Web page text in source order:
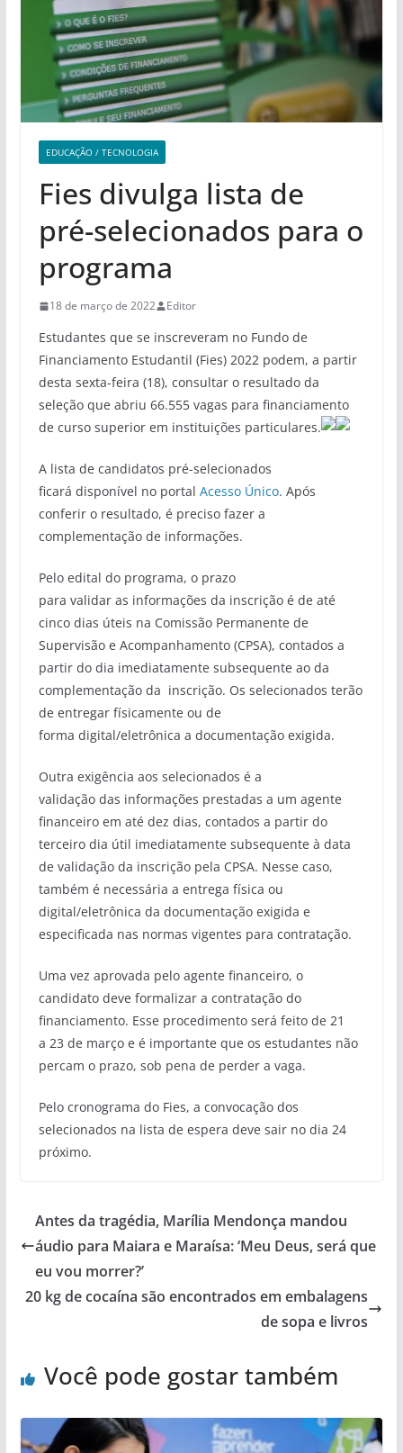
EDUCAÇÃO / TECNOLOGIA
Fies divulga lista de
pré-selecionados para o
programa
18 de março de 2022 Editor
Estudantes que se inscreveram no Fundo de
Financiamento Estudantil (Fies) 2022 podem, a partir
desta sexta-feira (18), consultar o resultado da
seleção que abriu 66.555 vagas para financiamento
de curso superior em instituições particulares.
A lista de candidatos pré-selecionados
ficará disponível no portal Acesso Único. Após
conferir o resultado, é preciso fazer a
complementação de informações.
Pelo edital do programa, o prazo
para validar as informações da inscrição é de até
cinco dias úteis na Comissão Permanente de
Supervisão e Acompanhamento (CPSA), contados a
partir do dia imediatamente subsequente ao da
complementação da inscrição. Os selecionados terão
de entregar físicamente ou de
forma digital/eletrônica a documentação exigida.
Outra exigência aos selecionados é a
validação das informações prestadas a um agente
financeiro em até dez dias, contados a partir do
terceiro dia útil imediatamente subsequente à data
de validação da inscrição pela CPSA. Nesse caso,
também é necessária a entrega física ou
digital/eletrônica da documentação exigida e
especificada nas normas vigentes para contratação.
Uma vez aprovada pelo agente financeiro, o
candidato deve formalizar a contratação do
financiamento. Esse procedimento será feito de 21
a 23 de março e é importante que os estudantes não
percam o prazo, sob pena de perder a vaga.
Pelo cronograma do Fies, a convocação dos
selecionados na lista de espera deve sair no dia 24
próximo.
Antes da tragédia, Marília Mendonça mandou
áudio para Maiara e Maraísa: ‘Meu Deus, será que
eu vou morrer?’
20 kg de cocaína são encontrados em embalagens
de sopa e livros
Você pode gostar também